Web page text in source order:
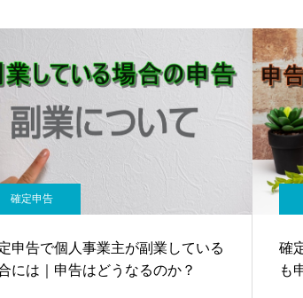
確定申告
申告で個人事業主が副業している
には｜申告はどうなるのか？
確
も